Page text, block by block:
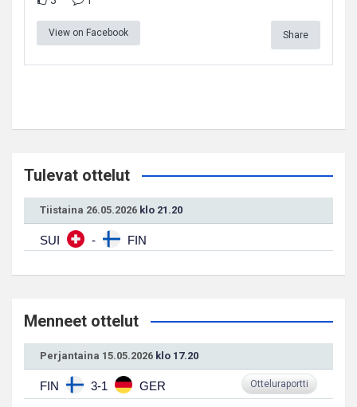
View on Facebook Share
Tulevat ottelut
Tiistaina 26.05.2026 klo 21.20
SUI - FIN
Menneet ottelut
Perjantaina 15.05.2026 klo 17.20
FIN 3-1 GER Otteluraportti